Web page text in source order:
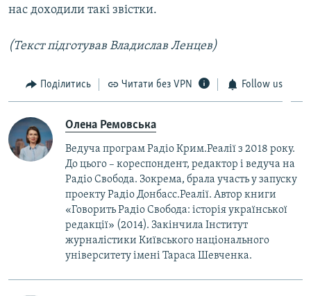
нас доходили такі звістки.
(Текст підготував Владислав Ленцев)
Поділитись Читати без VPN Follow us
Олена Ремовська
Ведуча програм Радіо Крим.Реалії з 2018 року.
До цього – кореспондент, редактор і ведуча на
Радіо Свобода. Зокрема, брала участь у запуску
проекту Радіо Донбасс.Реалії. Автор книги
«Говорить Радіо Свобода: iсторія української
редакції» (2014). Закінчила Інститут
журналістики Київського національного
університету імені Тараса Шевченка.